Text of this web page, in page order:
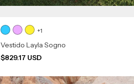
+1
Vestido Layla Sogno
$829.17 USD